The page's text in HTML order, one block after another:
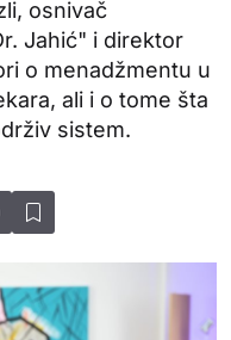
osnivač
Jahić" i direktor
o menadžmentu u
ali i o tome šta
sistem.